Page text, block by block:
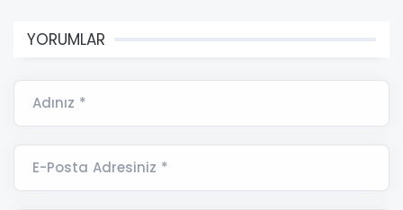
YORUMLAR
Adınız *
E-Posta Adresiniz *